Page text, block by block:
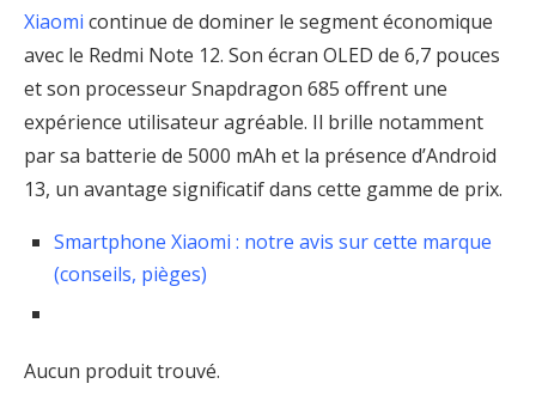
Xiaomi continue de dominer le segment économique
avec le Redmi Note 12. Son écran OLED de 6,7 pouces
et son processeur Snapdragon 685 offrent une
expérience utilisateur agréable. Il brille notamment
par sa batterie de 5000 mAh et la présence d’Android
13, un avantage significatif dans cette gamme de prix.
Smartphone Xiaomi : notre avis sur cette marque
(conseils, pièges)
Aucun produit trouvé.